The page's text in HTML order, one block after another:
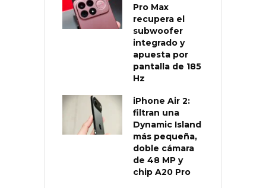
Pro Max
recupera el
subwoofer
integrado y
apuesta por
pantalla de 185
Hz
iPhone Air 2:
filtran una
Dynamic Island
más pequeña,
doble cámara
de 48 MP y
chip A20 Pro